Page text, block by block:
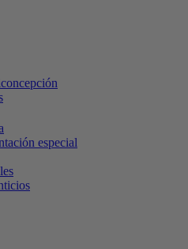
especial